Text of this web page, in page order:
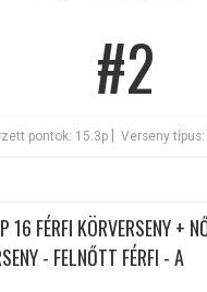
#2
pontok: 15.3p Verseny
16 FÉRFI KÖRVERSENY +
- FELNŐTT FÉRFI - A